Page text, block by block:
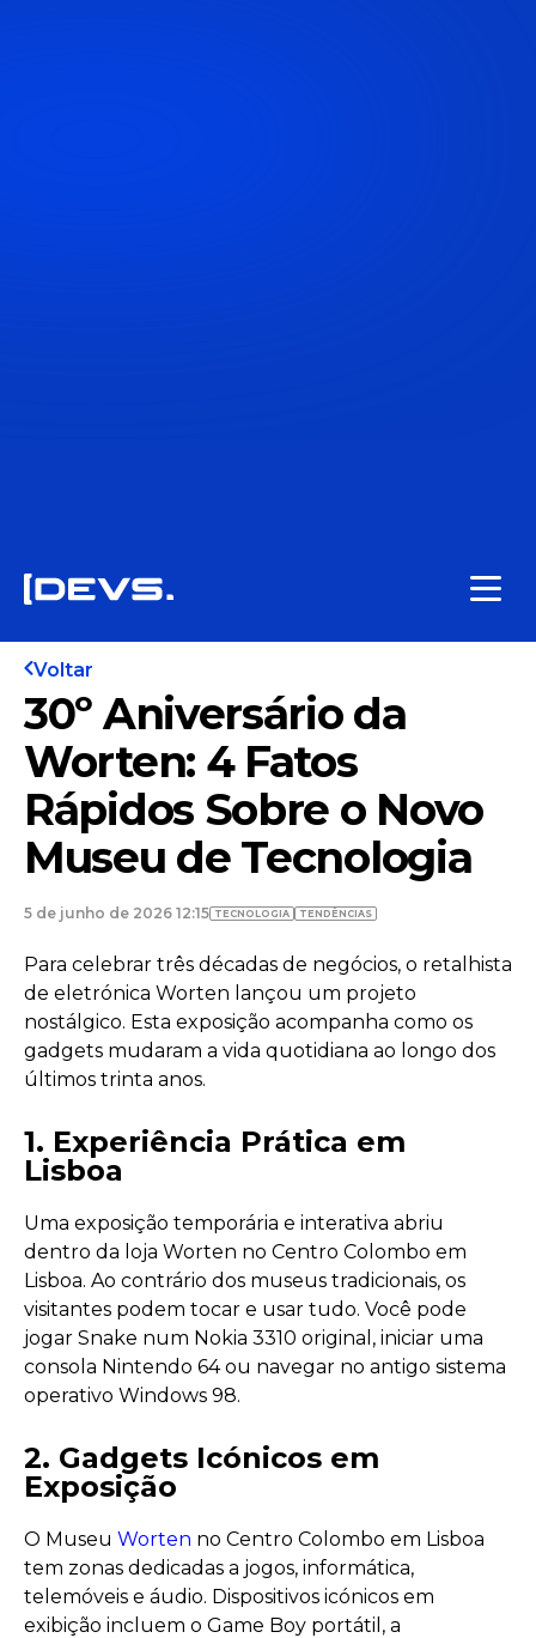
Voltar
30º Aniversário da
Worten: 4 Fatos
Rápidos Sobre o Novo
Museu de Tecnologia
5 de junho de 2026 12:15 TECNOLOGIA TENDÊNCIAS
Para celebrar três décadas de negócios, o retalhista
de eletrónica Worten lançou um projeto
nostálgico. Esta exposição acompanha como os
gadgets mudaram a vida quotidiana ao longo dos
últimos trinta anos.
1. Experiência Prática em
Lisboa
Uma exposição temporária e interativa abriu
dentro da loja Worten no Centro Colombo em
Lisboa. Ao contrário dos museus tradicionais, os
visitantes podem tocar e usar tudo. Você pode
jogar Snake num Nokia 3310 original, iniciar uma
consola Nintendo 64 ou navegar no antigo sistema
operativo Windows 98.
2. Gadgets Icónicos em
Exposição
O Museu Worten no Centro Colombo em Lisboa
tem zonas dedicadas a jogos, informática,
telemóveis e áudio. Dispositivos icónicos em
exibição incluem o Game Boy portátil, a